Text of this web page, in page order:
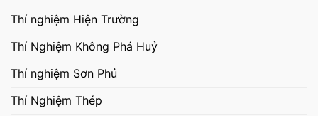
Thí nghiệm Hiện Trường
Thí Nghiệm Không Phá Huỷ
Thí nghiệm Sơn Phủ
Thí Nghiệm Thép